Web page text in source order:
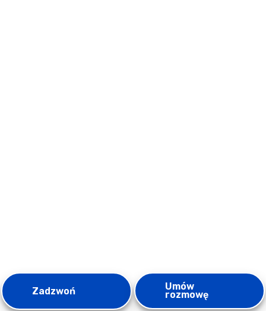
Zadzwoń Umów
rozmowę